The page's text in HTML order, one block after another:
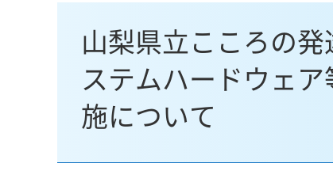
山梨県立こころの
ステムハードウェ
施について